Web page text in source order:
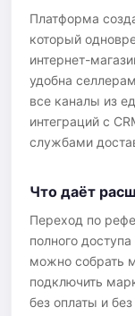
Платформа
который
интернет-
удобна
все каналы из
интеграций с
службами
Что даёт
Переход по
полного
можно собрать
подключить
без оплаты и